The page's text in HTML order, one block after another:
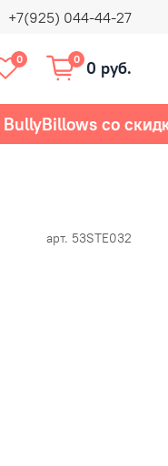
+7(925) 044-44-27
0 0 0 руб.
со
арт. 53STE032